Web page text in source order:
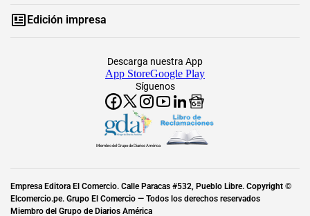
Edición impresa
Síguenos
Descarga nuestra App
App StoreGoogle Play
Miembro del Grupo de Diarios América
Empresa Editora El Comercio. Calle Paracas #532, Pueblo Libre. Copyright ©
Elcomercio.pe. Grupo El Comercio — Todos los derechos reservados
Miembro del Grupo de Diarios América